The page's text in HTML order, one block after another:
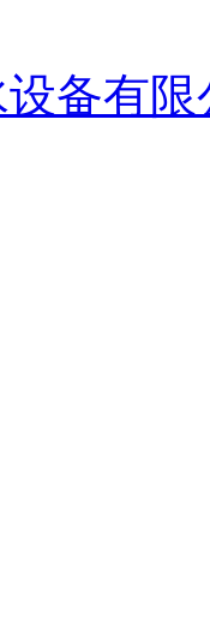
备有限